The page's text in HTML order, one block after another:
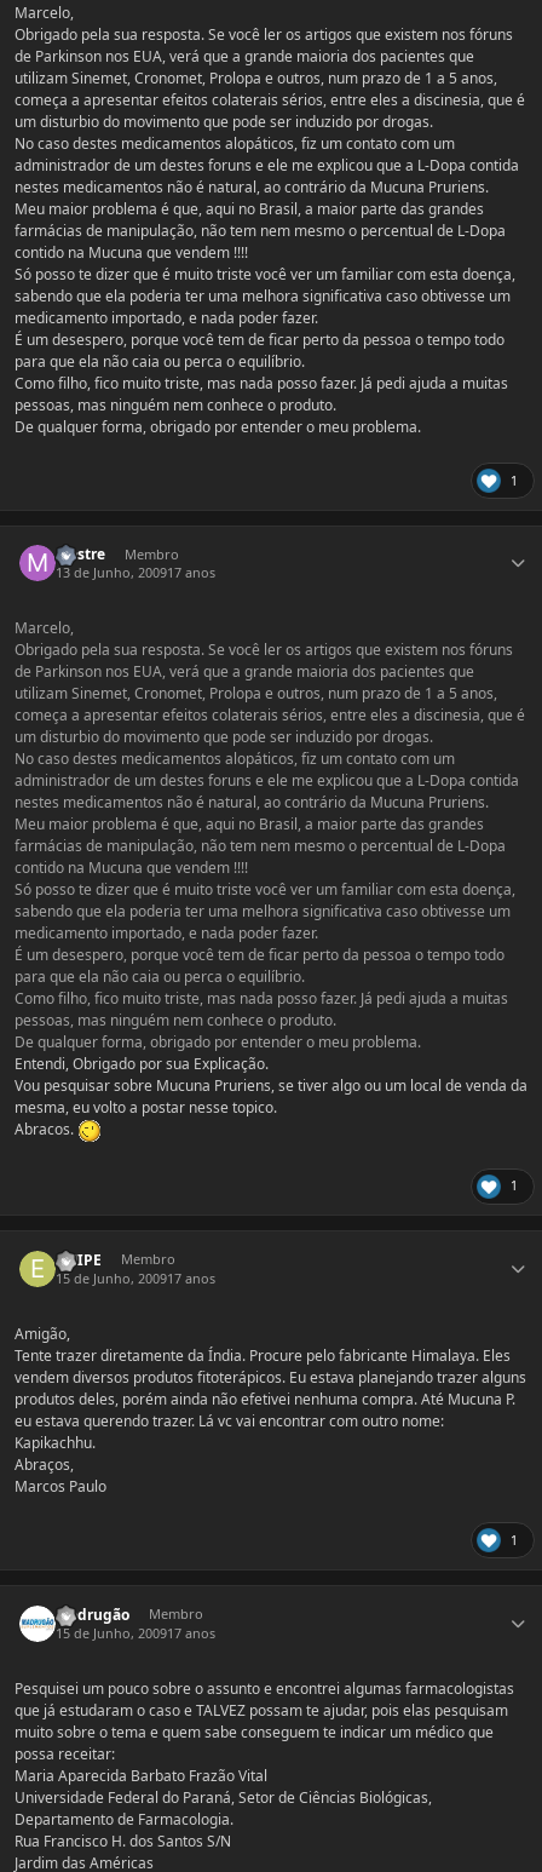
Marcelo,
Obrigado pela sua resposta. Se você ler os artigos que existem nos fóruns
de Parkinson nos EUA, verá que a grande maioria dos pacientes que
utilizam Sinemet, Cronomet, Prolopa e outros, num prazo de 1 a 5 anos,
começa a apresentar efeitos colaterais sérios, entre eles a discinesia, que é
um disturbio do movimento que pode ser induzido por drogas.
No caso destes medicamentos alopáticos, fiz um contato com um
administrador de um destes foruns e ele me explicou que a L-Dopa contida
nestes medicamentos não é natural, ao contrário da Mucuna Pruriens.
Meu maior problema é que, aqui no Brasil, a maior parte das grandes
farmácias de manipulação, não tem nem mesmo o percentual de L-Dopa
contido na Mucuna que vendem !!!!
Só posso te dizer que é muito triste você ver um familiar com esta doença,
sabendo que ela poderia ter uma melhora significativa caso obtivesse um
medicamento importado, e nada poder fazer.
É um desespero, porque você tem de ficar perto da pessoa o tempo todo
para que ela não caia ou perca o equilíbrio.
Como filho, fico muito triste, mas nada posso fazer. Já pedi ajuda a muitas
pessoas, mas ninguém nem conhece o produto.
De qualquer forma, obrigado por entender o meu problema.
1
Mestre
Membro
13 de Junho, 200917 anos
Marcelo,
Obrigado pela sua resposta. Se você ler os artigos que existem nos fóruns
de Parkinson nos EUA, verá que a grande maioria dos pacientes que
utilizam Sinemet, Cronomet, Prolopa e outros, num prazo de 1 a 5 anos,
começa a apresentar efeitos colaterais sérios, entre eles a discinesia, que é
um disturbio do movimento que pode ser induzido por drogas.
No caso destes medicamentos alopáticos, fiz um contato com um
administrador de um destes foruns e ele me explicou que a L-Dopa contida
nestes medicamentos não é natural, ao contrário da Mucuna Pruriens.
Meu maior problema é que, aqui no Brasil, a maior parte das grandes
farmácias de manipulação, não tem nem mesmo o percentual de L-Dopa
contido na Mucuna que vendem !!!!
Só posso te dizer que é muito triste você ver um familiar com esta doença,
sabendo que ela poderia ter uma melhora significativa caso obtivesse um
medicamento importado, e nada poder fazer.
É um desespero, porque você tem de ficar perto da pessoa o tempo todo
para que ela não caia ou perca o equilíbrio.
Como filho, fico muito triste, mas nada posso fazer. Já pedi ajuda a muitas
pessoas, mas ninguém nem conhece o produto.
De qualquer forma, obrigado por entender o meu problema.
Entendi, Obrigado por sua Explicação.
Vou pesquisar sobre Mucuna Pruriens, se tiver algo ou um local de venda da
mesma, eu volto a postar nesse topico.
Abracos.
1
EMIPE
Membro
15 de Junho, 200917 anos
Amigão,
Tente trazer diretamente da Índia. Procure pelo fabricante Himalaya. Eles
vendem diversos produtos fitoterápicos. Eu estava planejando trazer alguns
produtos deles, porém ainda não efetivei nenhuma compra. Até Mucuna P.
eu estava querendo trazer. Lá vc vai encontrar com outro nome:
Kapikachhu.
Abraços,
Marcos Paulo
1
Madrugão
Membro
15 de Junho, 200917 anos
Pesquisei um pouco sobre o assunto e encontrei algumas farmacologistas
que já estudaram o caso e TALVEZ possam te ajudar, pois elas pesquisam
muito sobre o tema e quem sabe conseguem te indicar um médico que
possa receitar:
Maria Aparecida Barbato Frazão Vital
Universidade Federal do Paraná, Setor de Ciências Biológicas,
Departamento de Farmacologia.
Rua Francisco H. dos Santos S/N
Jardim das Américas